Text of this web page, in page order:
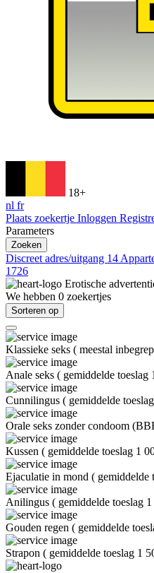
18+
nl fr
Plaats zoekertje Inloggen
Parameters
Zoeken
Discreet adres/uitgang 14
1726
Erotische
We hebben 0 zoekertjes
Sorteren op
Klassieke seks ( meestal
Anale seks ( gemiddelde toeslag
Cunnilingus ( gemiddelde
Orale seks zonder condoom
Kussen ( gemiddelde toeslag 1
Ejaculatie in mond ( gemiddelde
Anilingus ( gemiddelde toeslag
Gouden regen ( gemiddelde
Strapon ( gemiddelde toeslag 1